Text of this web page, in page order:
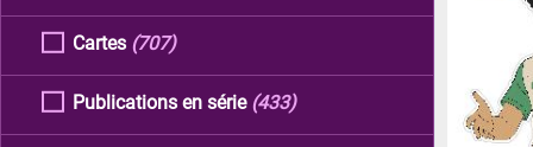
Cartes (707)
Publications en série (433)